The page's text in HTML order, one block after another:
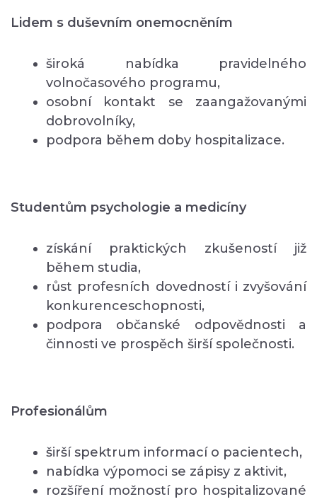
Lidem s duševním onemocněním
široká nabídka pravidelného
volnočasového programu,
osobní kontakt se zaangažovanými
dobrovolníky,
podpora během doby hospitalizace.
Studentům psychologie a medicíny
získání praktických zkušeností již
během studia,
růst profesních dovedností i zvyšování
konkurenceschopnosti,
podpora občanské odpovědnosti a
činnosti ve prospěch širší společnosti.
Profesionálům
širší spektrum informací o pacientech,
nabídka výpomoci se zápisy z aktivit,
rozšíření možností pro hospitalizované